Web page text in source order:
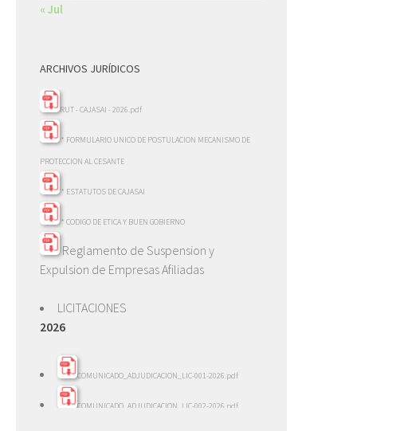
« Jul
ARCHIVOS JURÍDICOS
RUT - CAJASAI - 2026.pdf
* FORMULARIO UNICO DE POSTULACION MECANISMO DE
PROTECCION AL CESANTE
* ESTATUTOS DE CAJASAI
* CODIGO DE ETICA Y BUEN GOBIERNO
Reglamento de Suspension y
Expulsion de Empresas Afiliadas
LICITACIONES
2026
COMUNICADO_ADJUDICACION_LIC-001-2026.pdf
COMUNICADO_ADJUDICACION_LIC-002-2026.pdf